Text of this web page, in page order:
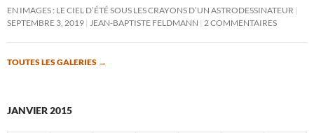
EN IMAGES : LE CIEL D’ÉTÉ SOUS LES CRAYONS D’UN ASTRODESSINATEUR
SEPTEMBRE 3, 2019 JEAN-BAPTISTE FELDMANN 2 COMMENTAIRES
TOUTES LES GALERIES →
JANVIER 2015